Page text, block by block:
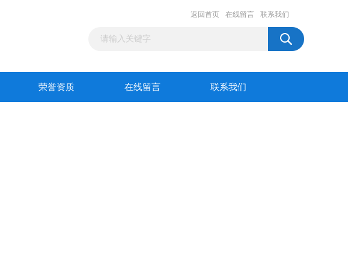
返回首页 在线留言 联系我们
荣誉资质 在线留言 联系我们